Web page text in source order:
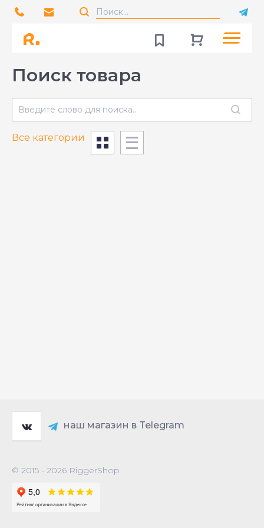
Поиск товара
Все категории
наш магазин в Telegram
© 2015 - 2026 RiggerShop